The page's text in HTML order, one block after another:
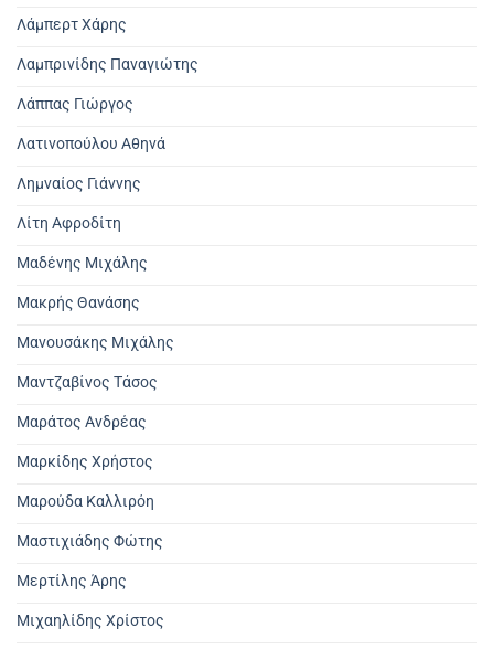
Λάμπερτ Χάρης
Λαμπρινίδης Παναγιώτης
Λάππας Γιώργος
Λατινοπούλου Αθηνά
Λημναίος Γιάννης
Λίτη Αφροδίτη
Μαδένης Μιχάλης
Μακρής Θανάσης
Μανουσάκης Μιχάλης
Μαντζαβίνος Τάσος
Μαράτος Ανδρέας
Μαρκίδης Χρήστος
Μαρούδα Καλλιρόη
Μαστιχιάδης Φώτης
Μερτίλης Άρης
Μιχαηλίδης Χρίστος